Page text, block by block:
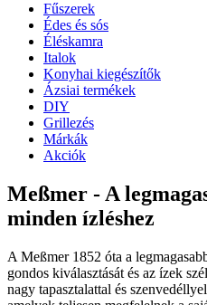
Fűszerek
Édes és sós
Éléskamra
Italok
Konyhai kiegészítők
Ázsiai termékek
DIY
Grillezés
Márkák
Akciók
Meßmer - A
minden ízléshez
A Meßmer 1852 óta a
gondos kiválasztását és az ízek
nagy tapasztalattal és